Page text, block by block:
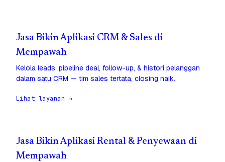
Jasa Bikin Aplikasi CRM & Sales di
Mempawah
Kelola leads, pipeline deal, follow-up, & histori pelanggan
dalam satu CRM — tim sales tertata, closing naik.
Lihat layanan →
Jasa Bikin Aplikasi Rental & Penyewaan di
Mempawah